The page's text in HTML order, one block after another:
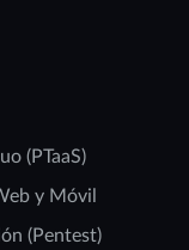
(PTaaS)
y Móvil
(Pentest)